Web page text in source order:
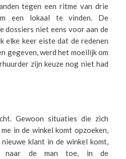
tegen een ritme van drie
een lokaal te vinden. De
dossiers niet eens voor aan de
elke keer eiste dat de redenen
gegeven, werd het moeilijk om
zijn keuze nog niet had
Gewoon situaties die zich
in de winkel komt opzoeken,
klant in de winkel komt,
naar de man toe, in de